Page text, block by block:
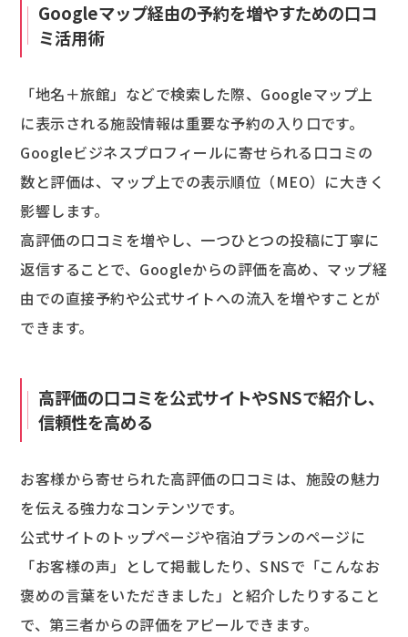
Googleマップ経由の予約を増やすための口コ
ミ活用術
「地名＋旅館」などで検索した際、Googleマップ上
に表示される施設情報は重要な予約の入り口です。
Googleビジネスプロフィールに寄せられる口コミの
数と評価は、マップ上での表示順位（MEO）に大きく
影響します。
高評価の口コミを増やし、一つひとつの投稿に丁寧に
返信することで、Googleからの評価を高め、マップ経
由での直接予約や公式サイトへの流入を増やすことが
できます。
高評価の口コミを公式サイトやSNSで紹介し、
信頼性を高める
お客様から寄せられた高評価の口コミは、施設の魅力
を伝える強力なコンテンツです。
公式サイトのトップページや宿泊プランのページに
「お客様の声」として掲載したり、SNSで「こんなお
褒めの言葉をいただきました」と紹介したりすること
で、第三者からの評価をアピールできます。